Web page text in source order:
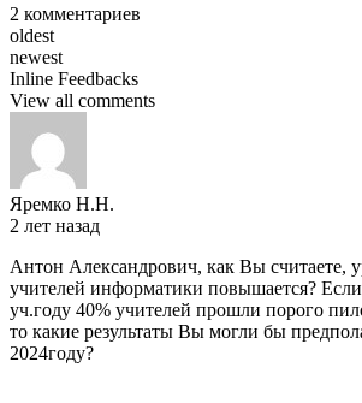
2 комментариев
oldest
newest
Inline Feedbacks
View all comments
Яремко Н.Н.
2 лет назад
Антон Александрович, как Вы считаете,
учителей информатики повышается?
уч.году 40% учителей прошли порого
то какие результаты Вы могли бы
2024году?